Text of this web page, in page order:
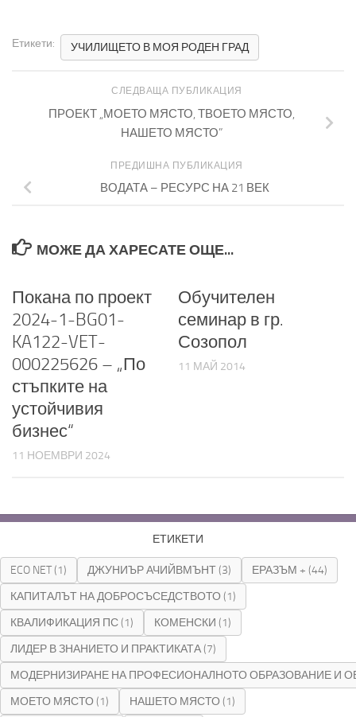
Етикети: УЧИЛИЩЕТО В МОЯ РОДЕН ГРАД
СЛЕДВАЩА ПУБЛИКАЦИЯ
ПРОЕКТ „МОЕТО МЯСТО, ТВОЕТО МЯСТО,
НАШЕТО МЯСТО”
ПРЕДИШНА ПУБЛИКАЦИЯ
ВОДАТА – РЕСУРС НА 21 ВЕК
МОЖЕ ДА ХАРЕСАТЕ ОЩЕ...
Покана по проект
2024-1-BG01-
KA122-VET-
000225626 – „По
стъпките на
устойчивия
бизнес“
11 НОЕМВРИ 2024
Обучителен
семинар в гр.
Созопол
11 МАЙ 2014
ЕТИКЕТИ
ECO NET(1) ДЖУНИЪР АЧИЙВМЪНТ(3) ЕРАЗЪМ + (44)
КАПИТАЛЪТ НА ДОБРОСЪСЕДСТВОТО (1)
КВАЛИФИКАЦИЯ ПС(1) КОМЕНСКИ (1)
ЛИДЕР В ЗНАНИЕТО И ПРАКТИКАТА(7)
МОДЕРНИЗИРАНЕ НА ПРОФЕСИОНАЛНОТО ОБРАЗОВАНИЕ И
МОЕТО МЯСТО (1) НАШЕТО МЯСТО (1)